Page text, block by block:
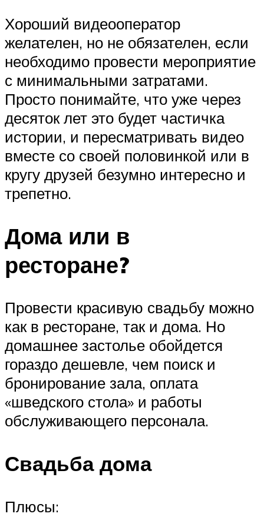
Хороший видеооператор
желателен, но не обязателен, если
необходимо провести мероприятие
с минимальными затратами.
Просто понимайте, что уже через
десяток лет это будет частичка
истории, и пересматривать видео
вместе со своей половинкой или в
кругу друзей безумно интересно и
трепетно.
Дома или в
ресторане?
Провести красивую свадьбу можно
как в ресторане, так и дома. Но
домашнее застолье обойдется
гораздо дешевле, чем поиск и
бронирование зала, оплата
«шведского стола» и работы
обслуживающего персонала.
Свадьба дома
Плюсы: